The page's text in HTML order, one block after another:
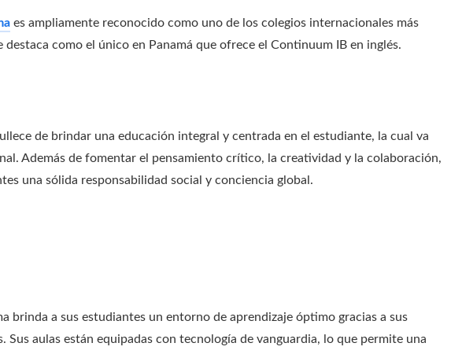
es ampliamente reconocido como uno de los colegios internacionales más
destaca como el único en Panamá que ofrece el Continuum IB en inglés.
de brindar una educación integral y centrada en el estudiante, la cual va
Además de fomentar el pensamiento crítico, la creatividad y la colaboración,
una sólida responsabilidad social y conciencia global.
brinda a sus estudiantes un entorno de aprendizaje óptimo gracias a sus
Sus aulas están equipadas con tecnología de vanguardia, lo que permite una